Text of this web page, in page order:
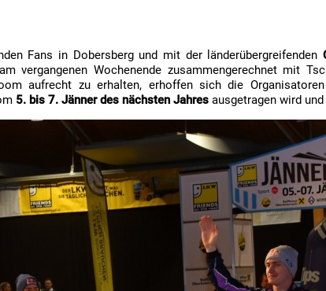
Fans in Dobersberg und mit der länderübergreifenden
vergangenen Wochenende zusammengerechnet mit
aufrecht zu erhalten, erhoffen sich die
5. bis 7. Jänner des nächsten Jahres ausgetragen wird